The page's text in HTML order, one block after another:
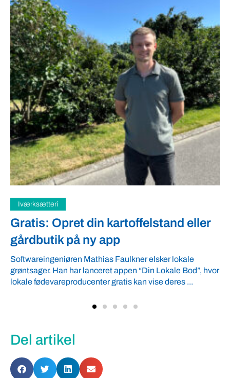
Samfund
Fredspligt giver landmænd strategisk
fordel
Arbejdsgiverforeningen GLS-A tilbyder ordnede forhold,
som giver ro i maven til landmænd – også i usikre tider.
VBF byder velkommen ...
Del artikel